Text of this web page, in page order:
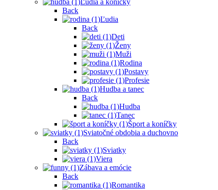
Back
Ľudia
Back
Deti
Ženy
Muži
Rodina
Postavy
Profesie
Hudba a tanec
Back
Hudba
Tanec
Šport a koníčky
Sviatočné obdobia a duchovno
Back
Sviatky
Viera
Zábava a emócie
Back
Romantika